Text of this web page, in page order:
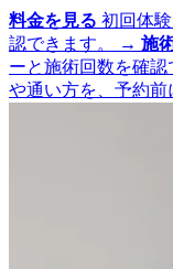
料金を見る 初回体
認できます。
→ 施
ーと施術回数を確認
や通い方を、予約前